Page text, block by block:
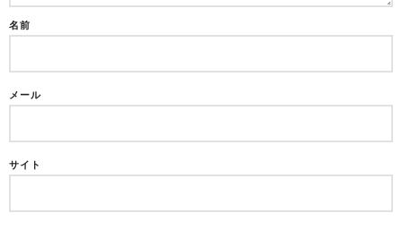
名前
メール
サイト